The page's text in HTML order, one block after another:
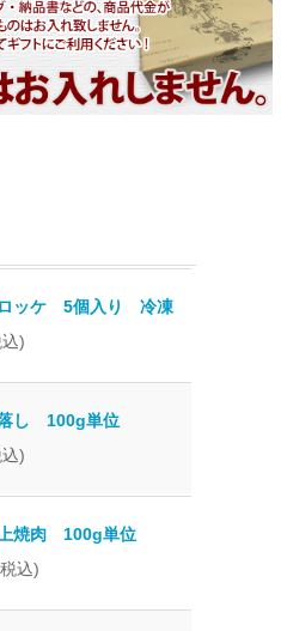
ッケ 5個入り 冷凍
)
し 100g単位
)
焼肉 100g単位
込)